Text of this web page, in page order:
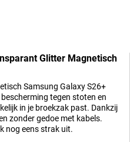
Glitter Magnetisch
Samsung Galaxy S26+
tegen stoten en
in je broekzak past. Dankzij
zonder gedoe met kabels.
nog eens strak uit.